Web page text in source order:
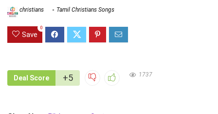
christians Tamil Christians Songs
Save
0
Deal Score +5 1737